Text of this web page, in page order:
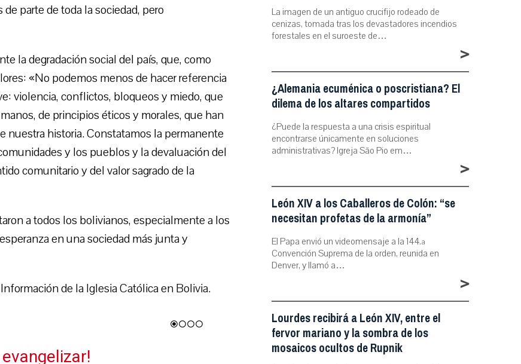
parte de toda la sociedad, pero
la degradación social del país, que, como
«No podemos menos de hacer referencia
violencia, conflictos, bloqueos y miedo, que
de principios éticos y morales, que han
nuestra historia. Constatamos la permanente
y los pueblos y la devaluación del
comunitario y del valor sagrado de la
a todos los bolivianos, especialmente a los
en una sociedad más junta y
de la Iglesia Católica en Bolivia.
La imagen de un antiguo crucifijo rodeado de
cenizas, tomada tras los devastadores incendios
forestales en el suroeste de…
>
¿Alemania ecuménica o poscristiana? El
dilema de los altares compartidos
¿Puede la respuesta a una crisis espiritual
encontrarse únicamente en soluciones
administrativas? Igreja São Pio em…
>
León XIV a los Caballeros de Colón: “se
necesitan profetas de la armonía”
El Papa envió un videomensaje a la 144.ª
Convención Suprema de la orden, reunida en
Denver, y llamó a…
>
Lourdes recibirá a León XIV, entre el
fervor mariano y la sombra de los
mosaicos ocultos de Rupnik